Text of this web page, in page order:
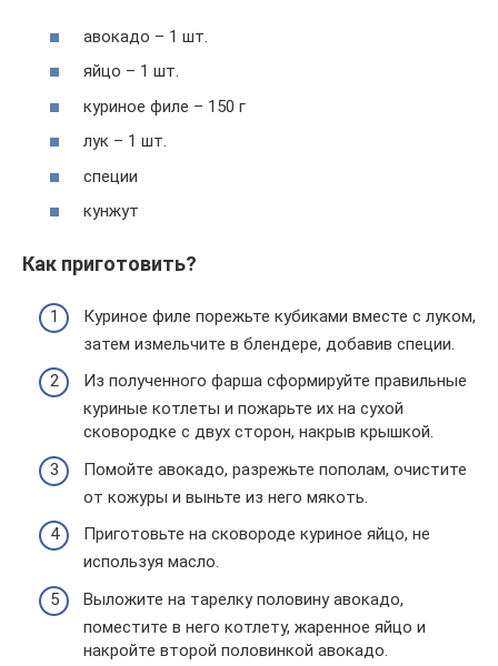
авокадо – 1 шт.
яйцо – 1 шт.
куриное филе – 150 г
лук – 1 шт.
специи
кунжут
Как приготовить?
Куриное филе порежьте кубиками вместе с луком,
затем измельчите в блендере, добавив специи.
Из полученного фарша сформируйте правильные
куриные котлеты и пожарьте их на сухой
сковородке с двух сторон, накрыв крышкой.
Помойте авокадо, разрежьте пополам, очистите
от кожуры и выньте из него мякоть.
Приготовьте на сковороде куриное яйцо, не
используя масло.
Выложите на тарелку половину авокадо,
поместите в него котлету, жаренное яйцо и
накройте второй половинкой авокадо.